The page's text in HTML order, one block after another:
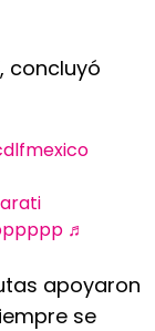
concluyó
♬
apoyaron
se